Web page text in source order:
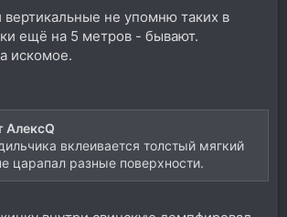
вертикальные не упомню таких в
ещё на 5 метров - бывают.
искомое.
АлексQ
вклеивается толстый мягкий
царапал разные поверхности.